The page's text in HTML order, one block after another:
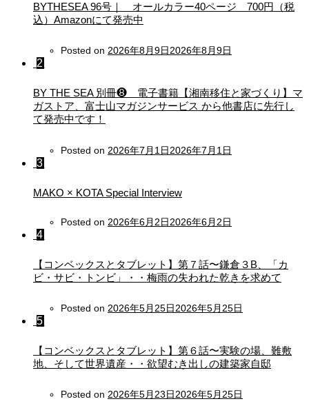
BYTHESEA 96号｜ オールカラー40ページ 700円（税
込）Amazonにて発売中
Posted on 2026年8月9日2026年8月9日
2
BY THE SEA 別冊❽ 電子書籍【湘南移住と家づくり】マ
ガストア、富士山マガジンサービス から他書店に先行し
て発売中です！
Posted on 2026年7月1日2026年7月1日
3
MAKO × KOTA Special Interview
Posted on 2026年6月2日2026年6月2日
4
【コンベックスとタブレット】第７話〜鎌倉３B、「カ
ビ・サビ・トンビ」・・梅雨の失われた乾きを求めて
Posted on 2026年5月25日2026年5月25日
5
【コンベックスとタブレット】第６話〜実験の場、難敷
地、そして世界遺産・・欲望むき出しの建築家自邸
Posted on 2026年5月23日2026年5月25日